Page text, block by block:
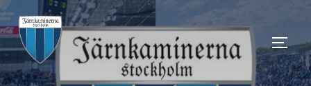
Hoppa
till
innehåll
SLÅ